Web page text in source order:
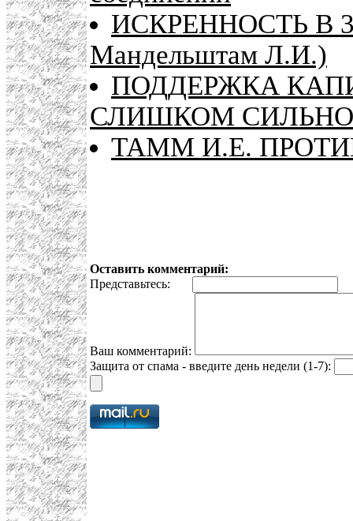
ИСКРЕННОСТЬ В
Мандельштам Л.И.)
ПОДДЕРЖКА
СЛИШКОМ
ТАММ И.Е.
Оставить комментарий:
Представьтесь:
Ваш комментарий:
Защита от спама - введите день недели (1-7):